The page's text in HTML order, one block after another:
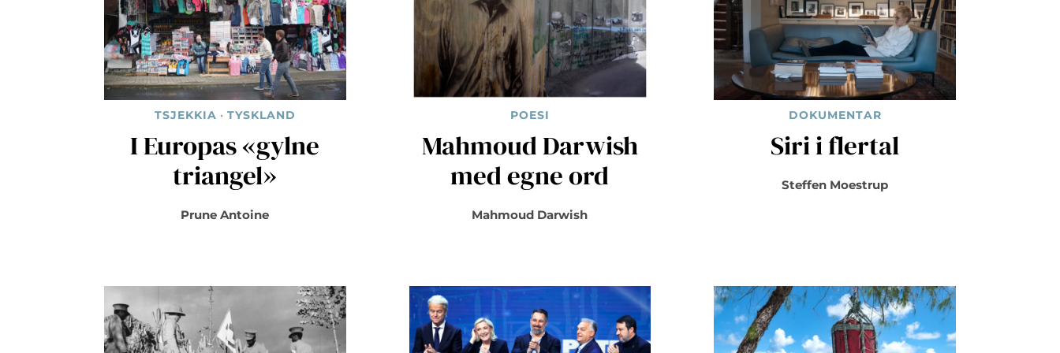
TSJEKKIA · TYSKLAND
I Europas «gylne
triangel»
Prune Antoine
POESI
Mahmoud Darwish
med egne ord
Mahmoud Darwish
DOKUMENTAR
Siri i flertal
Steffen Moestrup